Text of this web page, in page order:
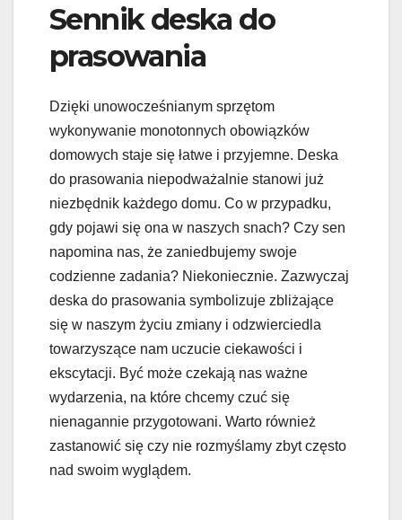
Sennik deska do
prasowania
Dzięki unowocześnianym sprzętom
wykonywanie monotonnych obowiązków
domowych staje się łatwe i przyjemne. Deska
do prasowania niepodważalnie stanowi już
niezbędnik każdego domu. Co w przypadku,
gdy pojawi się ona w naszych snach? Czy sen
napomina nas, że zaniedbujemy swoje
codzienne zadania? Niekoniecznie. Zazwyczaj
deska do prasowania symbolizuje zbliżające
się w naszym życiu zmiany i odzwierciedla
towarzyszące nam uczucie ciekawości i
ekscytacji. Być może czekają nas ważne
wydarzenia, na które chcemy czuć się
nienagannie przygotowani. Warto również
zastanowić się czy nie rozmyślamy zbyt często
nad swoim wyglądem.